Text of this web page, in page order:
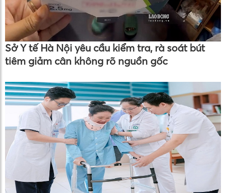
Sở Y tế Hà Nội yêu cầu kiểm tra, rà soát bút
tiêm giảm cân không rõ nguồn gốc